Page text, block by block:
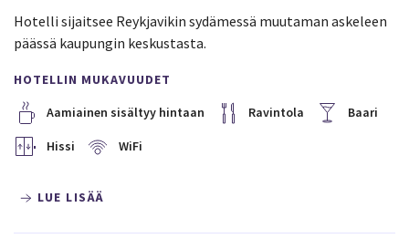
Hotelli sijaitsee Reykjavikin sydämessä muutaman askeleen
päässä kaupungin keskustasta.
HOTELLIN MUKAVUUDET
Aamiainen sisältyy hintaan
Ravintola Baari
Hissi WiFi
LUE LISÄÄ